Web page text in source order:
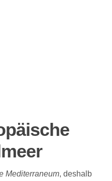
Mediterraneum, deshalb